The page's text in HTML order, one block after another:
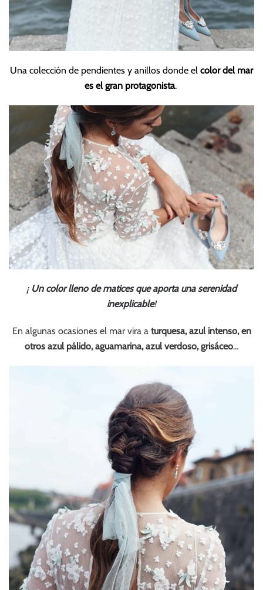
Una colección de pendientes y anillos donde el color del mar
es el gran protagonista.
¡ Un color lleno de matices que aporta una serenidad
inexplicable!
En algunas ocasiones el mar vira aturquesa, azul intenso, en
otros azul pálido, aguamarina, azul verdoso, grisáceo…